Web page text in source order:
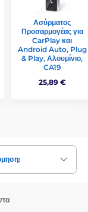
Ασύρματος
Προσαρμογέας για
CarPlay και
Android Auto, Plug
& Play, Αλουμίνιο,
CA19
25,89 €